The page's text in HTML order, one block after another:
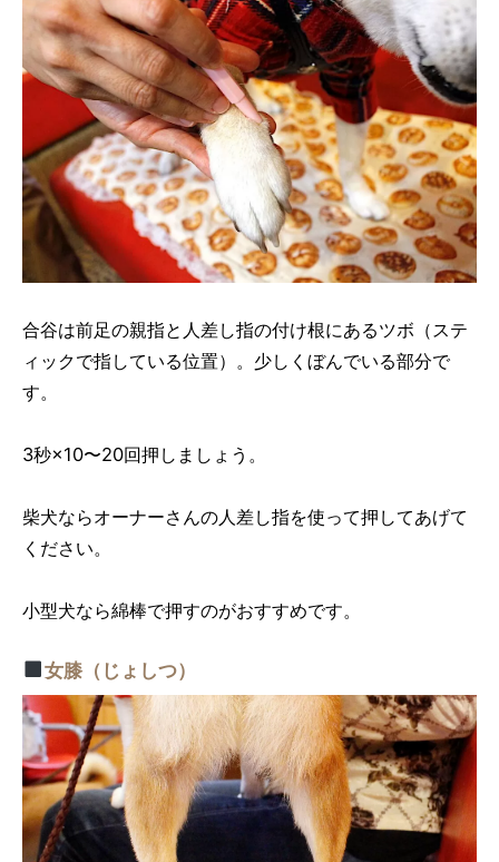
合谷は前足の親指と人差し指の付け根にあるツボ（ステ
ィックで指している位置）。少しくぼんでいる部分で
す。
3秒×10〜20回押しましょう。
柴犬ならオーナーさんの人差し指を使って押してあげて
ください。
小型犬なら綿棒で押すのがおすすめです。
女膝（じょしつ）